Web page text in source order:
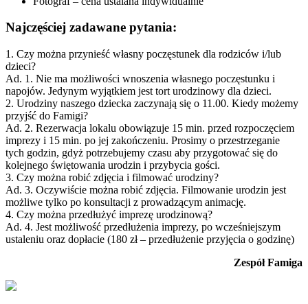
Najczęściej zadawane pytania:
1. Czy można przynieść własny poczęstunek dla rodziców i/lub
dzieci?
Ad. 1. Nie ma możliwości wnoszenia własnego poczęstunku i
napojów. Jedynym wyjątkiem jest tort urodzinowy dla dzieci.
2. Urodziny naszego dziecka zaczynają się o 11.00. Kiedy możemy
przyjść do Famigi?
Ad. 2. Rezerwacja lokalu obowiązuje 15 min. przed rozpoczęciem
imprezy i 15 min. po jej zakończeniu. Prosimy o przestrzeganie
tych godzin, gdyż potrzebujemy czasu aby przygotować się do
kolejnego świętowania urodzin i przybycia gości.
3. Czy można robić zdjęcia i filmować urodziny?
Ad. 3. Oczywiście można robić zdjęcia. Filmowanie urodzin jest
możliwe tylko po konsultacji z prowadzącym animację.
4. Czy można przedłużyć imprezę urodzinową?
Ad. 4. Jest możliwość przedłużenia imprezy, po wcześniejszym
ustaleniu oraz dopłacie (180 zł – przedłużenie przyjęcia o godzinę)
Zespół Famiga